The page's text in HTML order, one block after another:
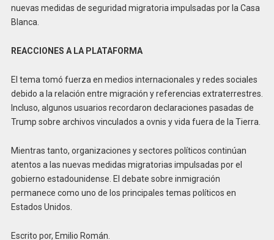
nuevas medidas de seguridad migratoria impulsadas por la Casa
Blanca.
REACCIONES A LA PLATAFORMA
El tema tomó fuerza en medios internacionales y redes sociales
debido a la relación entre migración y referencias extraterrestres.
Incluso, algunos usuarios recordaron declaraciones pasadas de
Trump sobre archivos vinculados a ovnis y vida fuera de la Tierra.
Mientras tanto, organizaciones y sectores políticos continúan
atentos a las nuevas medidas migratorias impulsadas por el
gobierno estadounidense. El debate sobre inmigración
permanece como uno de los principales temas políticos en
Estados Unidos
Escrito por, Emilio Román.